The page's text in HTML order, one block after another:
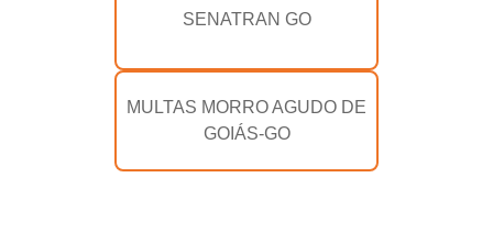
SENATRAN GO
MULTAS MORRO AGUDO DE
GOIÁS-GO